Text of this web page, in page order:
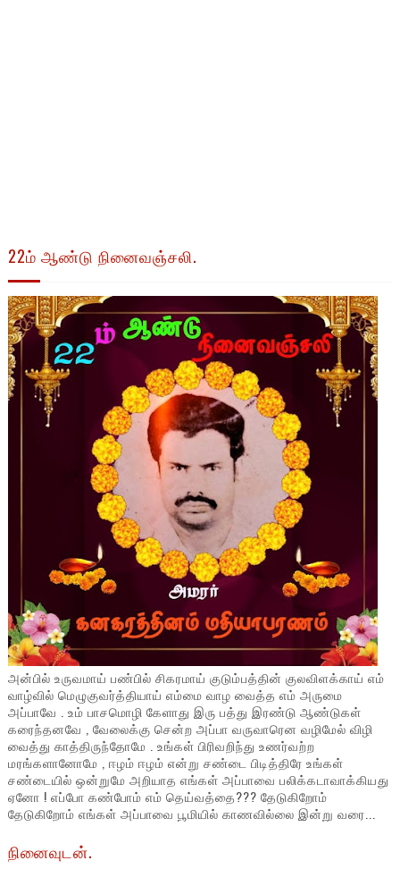
22ம் ஆண்டு நினைவஞ்சலி.
அன்பில் உருவமாய் பண்பில் சிகரமாய் குடும்பத்தின் குலவிளக்காய் எம்
வாழ்வில் மெழுகுவர்த்தியாய் எம்மை வாழ வைத்த எம் அருமை
அப்பாவே . உம் பாசமொழி கேளாது இரு பத்து இரண்டு ஆண்டுகள்
கரைந்தனவே , வேலைக்கு சென்ற அப்பா வருவாரென வழிமேல் விழி
வைத்து காத்திருந்தோமே . உங்கள் பிரிவறிந்து உணர்வற்ற
மரங்களானோமே , ஈழம் ஈழம் என்று சண்டை பிடித்திரே உங்கள்
சண்டையில் ஒன்றுமே அறியாத எங்கள் அப்பாவை பலிக்கடாவாக்கியது
ஏனோ ! எப்போ கண்போம் எம் தெய்வத்தை??? தேடுகிறோம்
தேடுகிறோம் எங்கள் அப்பாவை பூமியில் காணவில்லை இன்று வரை...
நினைவுடன்.